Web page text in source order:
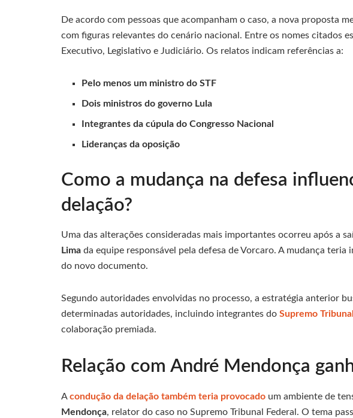
De acordo com pessoas que acompanham o caso, a nova proposta
com figuras relevantes do cenário nacional. Entre os nomes citados
Executivo, Legislativo e Judiciário. Os relatos indicam referências a:
Pelo menos um ministro do STF
Dois ministros do governo Lula
Integrantes da cúpula do Congresso Nacional
Lideranças da oposição
Como a mudança na defesa
delação?
Uma das alterações consideradas mais importantes ocorreu após a
Lima da equipe responsável pela defesa de Vorcaro. A mudança
do novo documento.
Segundo autoridades envolvidas no processo, a estratégia anterior
determinadas autoridades, incluindo integrantes do Supremo
colaboração premiada.
Relação com André Mendonça
Acondução da delação também teria provocado um ambiente de
Mendonça, relator do caso no Supremo Tribunal Federal. O tema